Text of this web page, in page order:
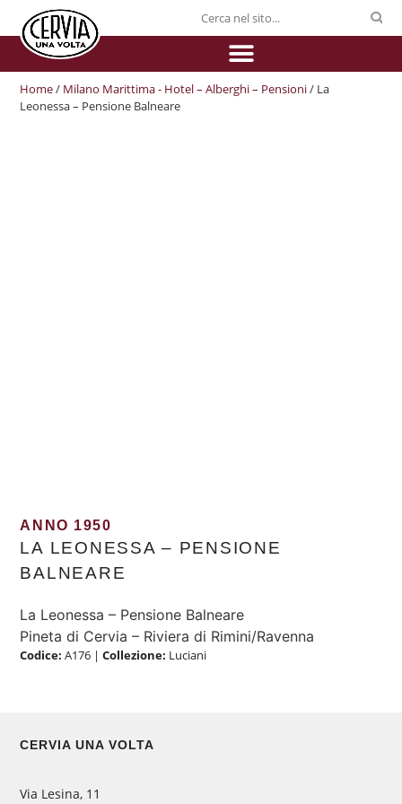
Home/ Milano Marittima - Hotel – Alberghi – Pensioni/ La
Leonessa – Pensione Balneare
ANNO 1950
LA LEONESSA – PENSIONE
BALNEARE
La Leonessa – Pensione Balneare
Pineta di Cervia – Riviera di Rimini/Ravenna
Codice:A176 |Collezione: Luciani
CERVIA UNA VOLTA
Via Lesina, 11